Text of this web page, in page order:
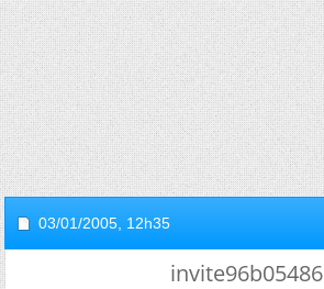
03/01/2005, 12h35
invite96b05486